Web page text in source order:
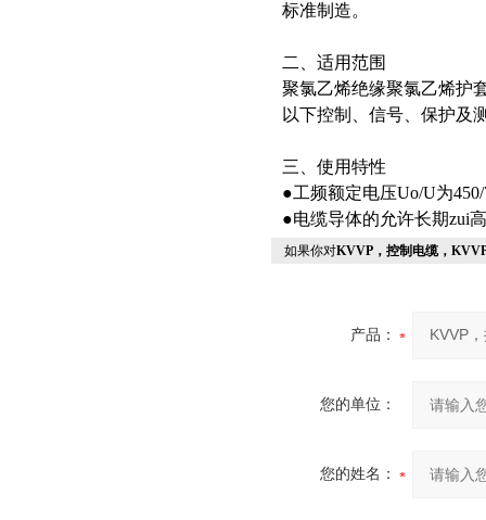
标准制造。
二、适用范围
聚氯乙烯绝缘聚氯乙烯护
以下控制、信号、保护及
三、使用特性
●工频额定电压Uo/U为
●电缆导体的允许长期zui
如果你对KVVP，控制电缆，
产品：
您的单位：
您的姓名：